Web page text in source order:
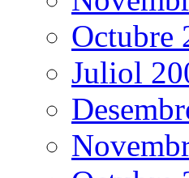
Octubre
Juliol